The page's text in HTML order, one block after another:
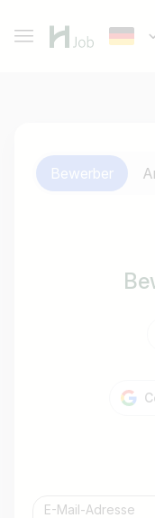
Bewerber
E-Mail-Adresse